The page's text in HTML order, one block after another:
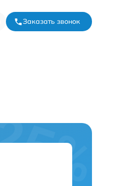
Заказать звонок